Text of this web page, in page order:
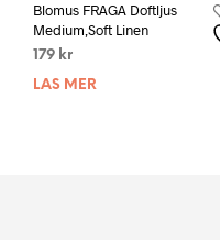
Blomus FRAGA Doftljus
Medium,Soft Linen
179 kr
LÄS MER